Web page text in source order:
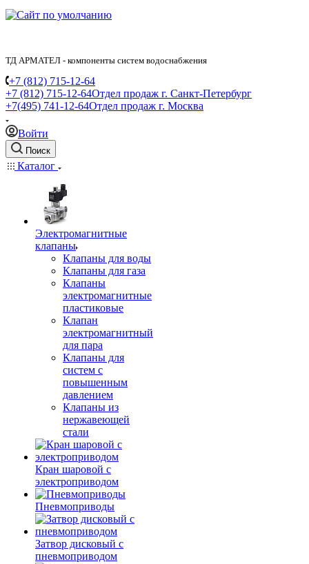
ТД АРМАТЕЛ - компоненты систем водоснабжения
+7 (812) 715-12-64
+7 (812) 715-12-64Отдел продаж г. Санкт-Петербург
+7(495) 741-12-64Отдел продаж г. Москва
Войти
Поиск
Каталог
Электромагнитные
клапаны
Клапаны для воды
Клапаны для газа
Клапаны
электромагнитные
пластиковые
Клапан
электромагнитный
для пара
Клапаны для
систем с
повышенным
давлением
Клапаны из
нержавеющей
стали
Кран шаровой с
электроприводом
Пневмоприводы
Затвор дисковый с
пневмоприводом